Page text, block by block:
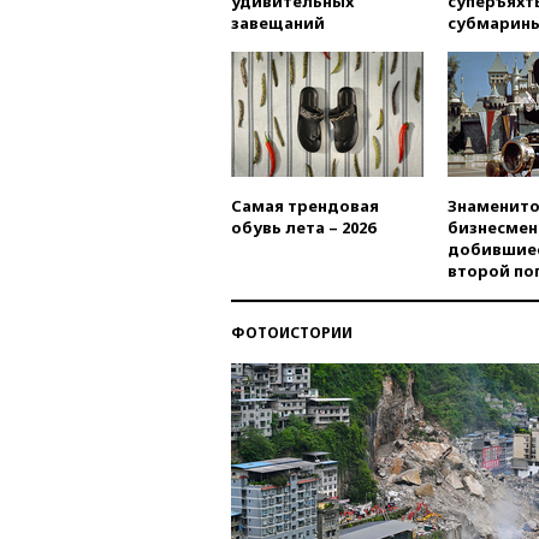
завещаний
Самая трендовая
обувь лета – 2026
второй
ФОТОИСТОРИИ